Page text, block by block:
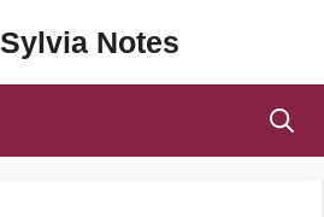
Sylvia Notes